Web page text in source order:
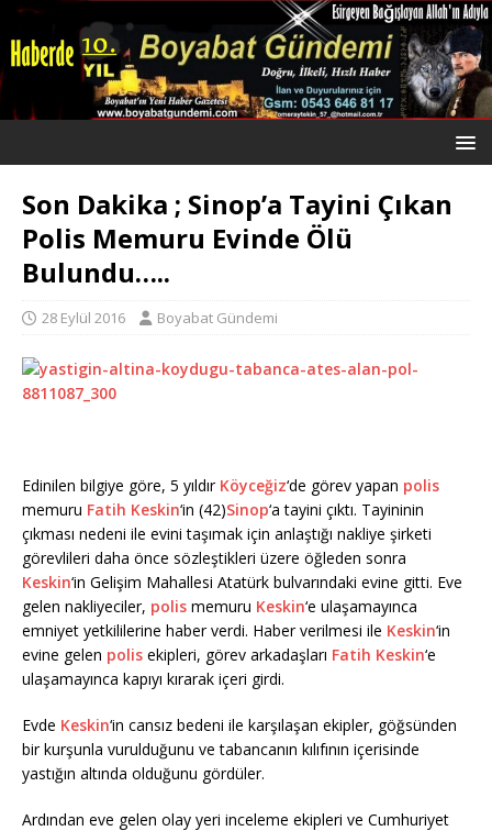
Son Dakika ; Sinop’a Tayini Çıkan
Polis Memuru Evinde Ölü
Bulundu…..
28 Eylül 2016 Boyabat Gündemi
Edinilen bilgiye göre, 5 yıldır Köyceğiz‘de görev yapan polis
memuru Fatih Keskin‘in (42)Sinop‘a tayini çıktı. Tayininin
çıkması nedeni ile evini taşımak için anlaştığı nakliye şirketi
görevlileri daha önce sözleştikleri üzere öğleden sonra
Keskin‘in Gelişim Mahallesi Atatürk bulvarındaki evine gitti. Eve
gelen nakliyeciler, polis memuru Keskin‘e ulaşamayınca
emniyet yetkililerine haber verdi. Haber verilmesi ile Keskin‘in
evine gelen polis ekipleri, görev arkadaşları Fatih Keskin‘e
ulaşamayınca kapıyı kırarak içeri girdi.
Evde Keskin‘in cansız bedeni ile karşılaşan ekipler, göğsünden
bir kurşunla vurulduğunu ve tabancanın kılıfının içerisinde
yastığın altında olduğunu gördüler.
Ardından eve gelen olay yeri inceleme ekipleri ve Cumhuriyet